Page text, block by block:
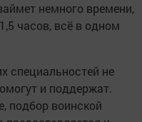
немного времени,
часов, всё в одном
специальностей не
и поддержат.
подбор воинской